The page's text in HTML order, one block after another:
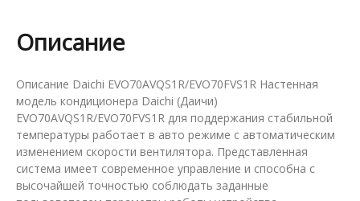
Описание
Описание Daichi EVO70AVQS1R/EVO70FVS1R Настенная
модель кондиционера Daichi (Даичи)
EVO70AVQS1R/EVO70FVS1R для поддержания стабильной
температуры работает в авто режиме с автоматическим
изменением скорости вентилятора. Представленная
система имеет современное управление и способна с
высочайшей точностью соблюдать заданные